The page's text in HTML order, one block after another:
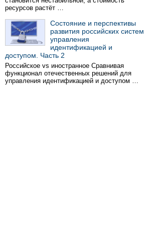
ресурсов растёт …
Состояние и перспективы
развития российских систем
управления
идентификацией и
доступом. Часть 2
Российское vs иностранное Сравнивая
функционал отечественных решений для
управления идентификацией и доступом …